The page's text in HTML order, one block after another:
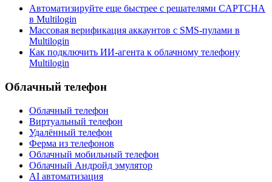
Автоматизируйте еще быстрее с решателями CAPTCHA
в Multilogin
Массовая верификация аккаунтов с SMS-пулами в
Multilogin
Как подключить ИИ-агента к облачному телефону
Multilogin
Облачный телефон
Облачный телефон
Виртуальный телефон
Удалённый телефон
Ферма из телефонов
Облачный мобильный телефон
Облачный Андройд эмулятор
AI автоматизация